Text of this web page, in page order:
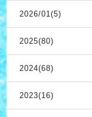
2026/01(5)
2025(80)
2024(68)
2023(16)